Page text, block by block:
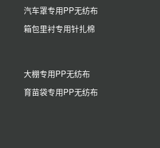
汽车罩专用PP无纺布
箱包里衬专用针扎棉
大棚专用PP无纺布
育苗袋专用PP无纺布